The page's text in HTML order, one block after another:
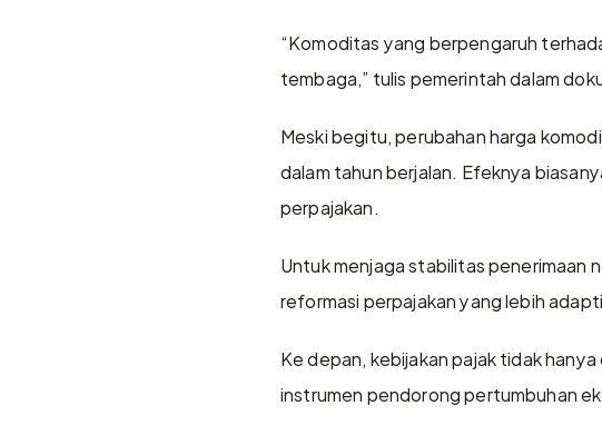
“Komoditas yang berpengaruh
tembaga,” tulis pemerintah dalam
Meski begitu, perubahan harga
dalam tahun berjalan. Efeknya
perpajakan.
Untuk menjaga stabilitas penerimaan
reformasi perpajakan yang lebih
Ke depan, kebijakan pajak tidak
instrumen pendorong pertumbuhan